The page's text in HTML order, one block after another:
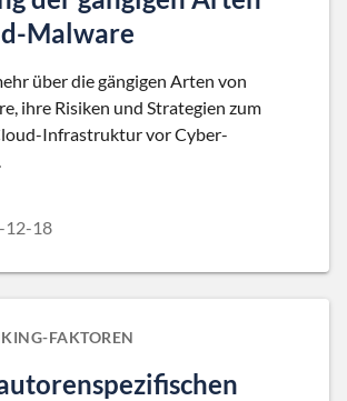
Malware
über die gängigen Arten von
ihre Risiken und Strategien zum
Infrastruktur vor Cyber-
12-18
FAKTOREN